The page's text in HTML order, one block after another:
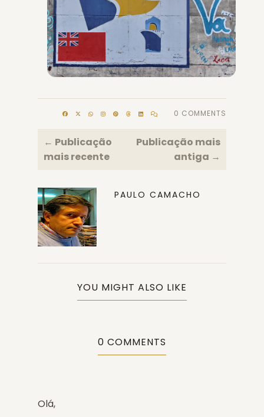
0 COMMENTS
← Publicação
mais recente
Publicação mais
antiga →
PAULO CAMACHO
YOU MIGHT ALSO LIKE
0 COMMENTS
Olá,